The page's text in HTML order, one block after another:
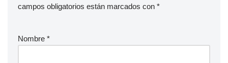
campos obligatorios están marcados con *
Nombre *